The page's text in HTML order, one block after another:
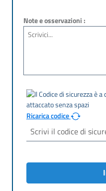
Note e osservazioni :
Ricarica codice